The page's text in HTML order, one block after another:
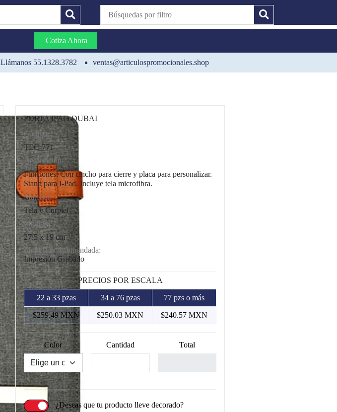
Cotiza Ahora
Llámanos 55.1328.3782
ventas@articulospromocionales.shop
PORTA IPAD DUBAI
Código:CAT0012
TEC-771
Descripción:
Funciones: Con cincho para cierre y placa para personalizar.
Stand para I-Pad. Incluye tela microfibra.
Material:
Tela y Curpiel
Medidas:
27.5 x 19 cm
Impresión recomendada:
Impresión Grabado
PRECIOS POR ESCALA
22 a 33 pzas 34 a 76 pzas 77 pzs o más
$259.49 MXN $250.03 MXN $240.57 MXN
Color Cantidad Total
¿Deseas que tu producto lleve decorado?